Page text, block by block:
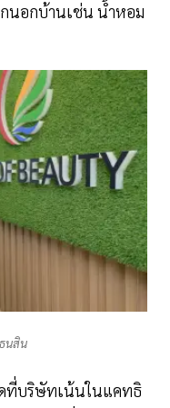
นอกบ้านเช่น น้ำหอม
นสิน
ที่บริษัทเน้นในแคทธิ